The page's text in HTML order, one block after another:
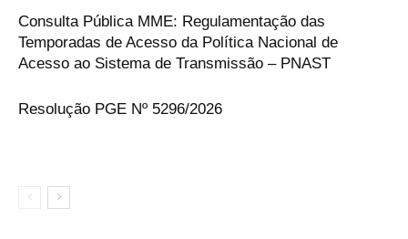
Consulta Pública MME: Regulamentação das
Temporadas de Acesso da Política Nacional de
Acesso ao Sistema de Transmissão – PNAST
Resolução PGE Nº 5296/2026